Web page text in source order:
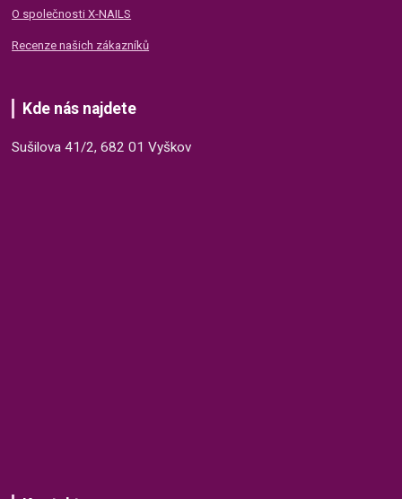
O společnosti X-NAILS
Recenze našich zákazníků
Kde nás najdete
Sušilova 41/2, 682 01 Vyškov